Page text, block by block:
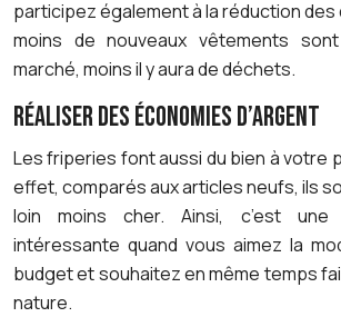
participez également à la réduction
moins de nouveaux vêtements
marché, moins il y aura de déchets.
RÉALISER DES ÉCONOMIES D’ARGENT
Les friperies font aussi du bien à votre
effet, comparés aux articles neufs, ils
loin moins cher. Ainsi, c’est une
intéressante quand vous aimez la
budget et souhaitez en même temps
nature.